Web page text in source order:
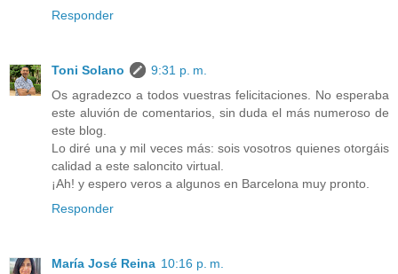
Responder
Toni Solano
9:31 p. m.
Os agradezco a todos vuestras felicitaciones. No esperaba
este aluvión de comentarios, sin duda el más numeroso de
este blog.
Lo diré una y mil veces más: sois vosotros quienes otorgáis
calidad a este saloncito virtual.
¡Ah! y espero veros a algunos en Barcelona muy pronto.
Responder
María José Reina 10:16 p. m.